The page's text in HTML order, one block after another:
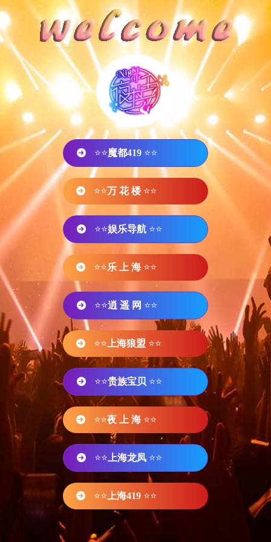
⭐⭐魔都419 ⭐⭐
⭐⭐万 花 楼 ⭐⭐
⭐⭐娱乐导航 ⭐⭐
⭐⭐乐 上 海 ⭐⭐
⭐⭐逍 遥 网 ⭐⭐
⭐⭐ 上海狼盟 ⭐⭐
⭐⭐贵族宝贝 ⭐⭐
⭐⭐夜 上 海 ⭐⭐
⭐⭐ 上海龙凤 ⭐⭐
⭐⭐ 上海419 ⭐⭐